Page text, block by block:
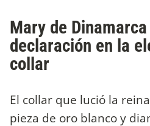
Mary de
declaración en la
collar
El collar que lució la
pieza de oro blanco y